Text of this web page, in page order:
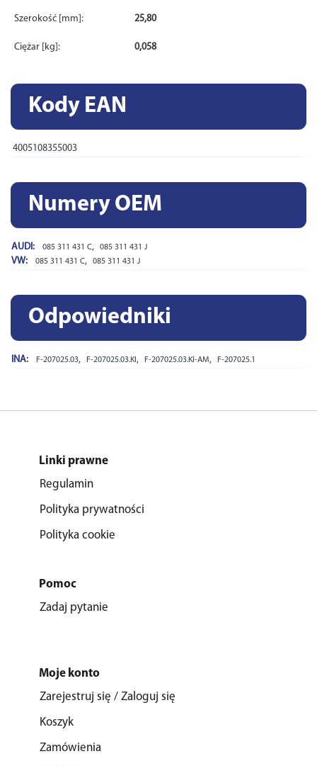
Szerokość [mm]: 25,80
Ciężar [kg]: 0,058
Kody EAN
4005108355003
Numery OEM
AUDI: 085 311 431 C, 085 311 431 J
VW: 085 311 431 C, 085 311 431 J
Odpowiedniki
INA: F-207025.03, F-207025.03.KI , F-207025.03.KI-AM, F-207025.1
Linki prawne
Regulamin
Polityka prywatności
Polityka cookie
Pomoc
Zadaj pytanie
Moje konto
Zarejestruj się / Zaloguj się
Koszyk
Zamówienia